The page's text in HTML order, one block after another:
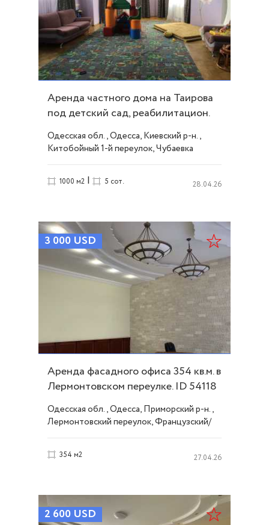
Аренда частного дома на Таирова
под детский сад, реабилитацион.
центр ID 27454
Одесская обл., Одесса, Киевский р-н.,
Китобойный 1-й переулок, Чубаевка
1000 м2 | 5 сот. 28.04.26
3 000 USD
Аренда фасадного офиса 354 кв.м. в
Лермонтовском переулке. ID 54118
Одесская обл., Одесса, Приморский р-н.,
Лермонтовский переулок, Французский/
354 м2 27.04.26
2 600 USD